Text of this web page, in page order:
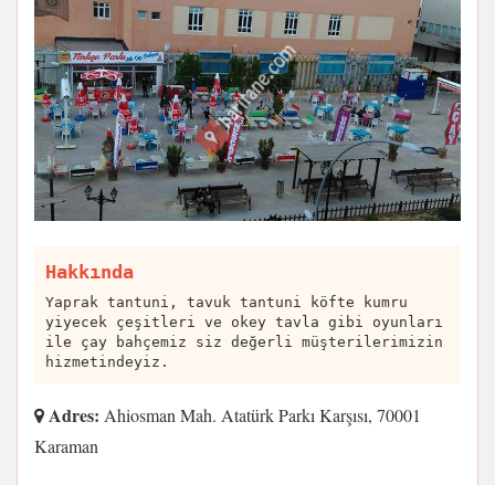
Hakkında
Yaprak tantuni, tavuk tantuni köfte kumru
yiyecek çeşitleri ve okey tavla gibi oyunları
ile çay bahçemiz siz değerli müşterilerimizin
hizmetindeyiz.
Adres: Ahiosman Mah. Atatürk Parkı Karşısı, 70001
Karaman